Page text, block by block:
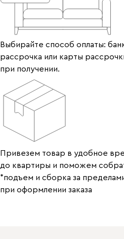
Выбирайте способ оплаты:
рассрочка или карты
при получении.
Привезем товар в удобное
до квартиры и поможем
*подъем и сборка за
при оформлении заказа